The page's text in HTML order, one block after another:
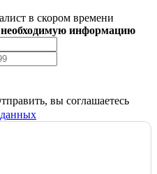
в скором времени
необходимую информацию
вы соглашаетесь